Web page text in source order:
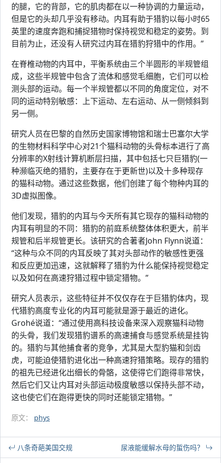
的腿，它的背部，它的肌肉都在以一种协调的力量运动，
但是它的头却几乎没有移动。内耳有助于猎豹以每小时65
英里的速度奔跑和捕捉猎物时保持视觉和稳定的姿势。到
目前为止，还没有人研究过内耳在猎豹狩猎中的作用。”
在脊椎动物的内耳中，平衡系统由三个半圆形的半规管组
成，这些半规管中包含了流体和感觉毛细胞，它们可以检
测头部的运动。每一个半规管都以不同的角度定位，对不
同的运动特别敏感：上下运动、左右运动、从一侧倾斜到
另一侧。
研究人员在巴黎的自然历史国家博物馆和瑞士巴塞尔大学
的生物材料科学中心对21个猫科动物的头骨标本进行了高
分辨率的X射线计算机断层扫描，其中包括七只巨猎豹(一
种濒临灭绝的猎豹，主要存在于更新世)以及十多种现存
的猫科动物。通过这些数据，他们创建了每个物种内耳的
3D虚拟图像。
他们发现，猎豹的内耳与今天所有其它现存的猫科动物的
内耳有明显的不同：猎豹的前庭系统整体体积更大，前半
规管和后半规管更长。该研究的合著者John Flynn说道：
“这种与众不同的内耳反映了其对头部动作的敏感性更强
和反应更加迅速，这就解释了猎豹为什么能保持视觉稳定
以及如何在高速狩猎过程中锁定猎物。”
研究人员表示，这些特征并不仅仅存在于巨猎豹体内，现
代猎豹高度专业化的内耳可能就是源于最近的进化。
Grohé说道：“通过使用高科技设备来深入观察猫科动物
的头骨，我们发现猎豹谱系的高速捕食与感觉系统是挂钩
的。猎豹与其他捕食者的竞争，尤其是大型豹猫和剑齿
虎，可能迫使猎豹进化出一种高速狩猎策略。现存的猎豹
的祖先已经进化出细长的骨骼，这使得它们跑得非常快，
然后它们又让内耳对头部运动极度敏感以保持头部不动，
这也使它们在跑得更快的同时还能锁定猎物。”
原文： phys
八条奇葩美国交规 尿液能缓解水母的蜇伤吗？